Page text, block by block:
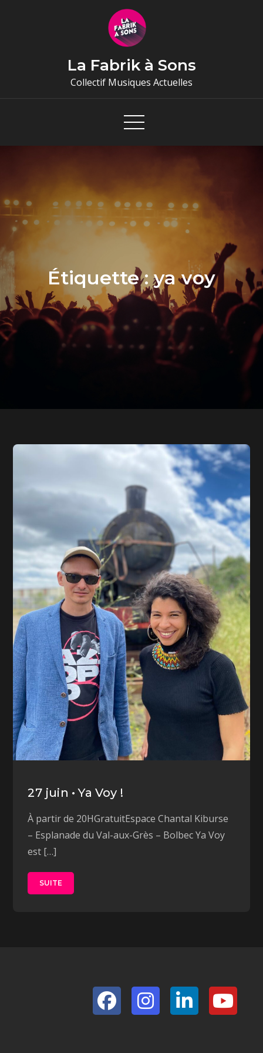
La Fabrik à Sons
Collectif Musiques Actuelles
Étiquette :ya voy
27 juin • Ya Voy !
À partir de 20HGratuitEspace Chantal Kiburse
– Esplanade du Val-aux-Grès – Bolbec Ya Voy
est […]
SUITE